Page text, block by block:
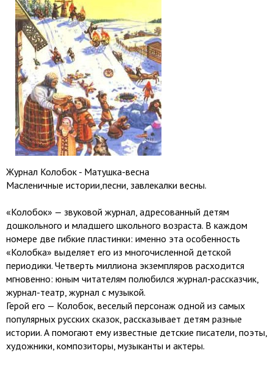
Журнал Колобок - Матушка-весна
Масленичные истории,песни, завлекалки весны.
«Колобок» — звуковой журнал, адресованный детям
дошкольного и младшего школьного возраста. В каждом
номере две гибкие пластинки: именно эта особенность
«Колобка» выделяет его из многочисленной детской
периодики. Четверть миллиона экземпляров расходится
мгновенно: юным читателям полюбился журнал-рассказчик,
журнал-театр, журнал с музыкой.
Герой его — Колобок, веселый персонаж одной из самых
популярных русских сказок, рассказывает детям разные
истории. А помогают ему известные детские писатели, поэты,
художники, композиторы, музыканты и актеры.